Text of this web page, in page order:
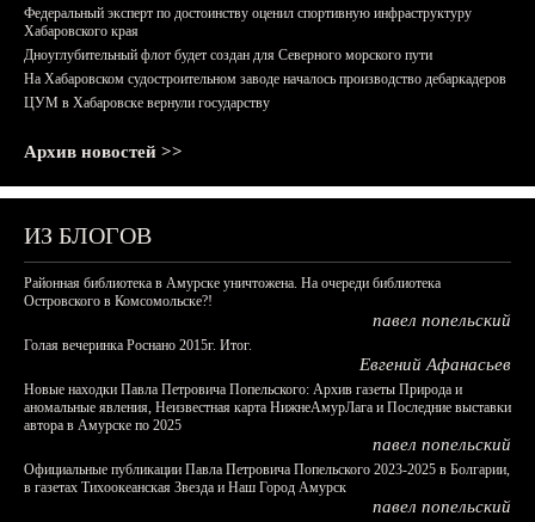
Федеральный эксперт по достоинству оценил спортивную инфраструктуру
Хабаровского края
Дноуглубительный флот будет создан для Северного морского пути
На Хабаровском судостроительном заводе началось производство дебаркадеров
ЦУМ в Хабаровске вернули государству
Архив новостей >>
ИЗ БЛОГОВ
Районная библиотека в Амурске уничтожена. На очереди библиотека
Островского в Комсомольске?!
павел попельский
Голая вечеринка Роснано 2015г. Итог.
Евгений Афанасьев
Новые находки Павла Петровича Попельского: Архив газеты Природа и
аномальные явления, Неизвестная карта НижнеАмурЛага и Последние выставки
автора в Амурске по 2025
павел попельский
Официальные публикации Павла Петровича Попельского 2023-2025 в Болгарии,
в газетах Тихоокеанская Звезда и Наш Город Амурск
павел попельский